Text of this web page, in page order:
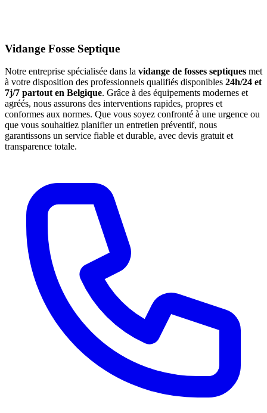
Vidange Fosse Septique
Notre entreprise spécialisée dans la vidange de fosses septiques met
à votre disposition des professionnels qualifiés disponibles 24h/24 et
7j/7 partout en Belgique. Grâce à des équipements modernes et
agréés, nous assurons des interventions rapides, propres et
conformes aux normes. Que vous soyez confronté à une urgence ou
que vous souhaitiez planifier un entretien préventif, nous
garantissons un service fiable et durable, avec devis gratuit et
transparence totale.